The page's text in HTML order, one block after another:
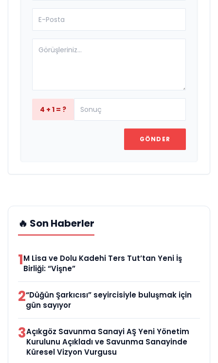
4 + 1 = ?
GÖNDER
🔥 Son Haberler
1M Lisa ve Dolu Kadehi Ters Tut’tan Yeni İş
Birliği: “Vişne”
2“Düğün Şarkıcısı” seyircisiyle buluşmak için
gün sayıyor
3Açıkgöz Savunma Sanayi AŞ Yeni Yönetim
Kurulunu Açıkladı ve Savunma Sanayinde
Küresel Vizyon Vurgusu